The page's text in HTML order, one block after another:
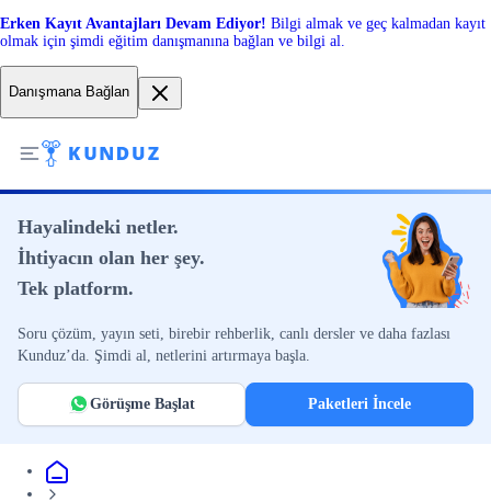
Erken Kayıt Avantajları Devam Ediyor! Bilgi almak ve geç kalmadan kayıt
olmak için şimdi eğitim danışmanına bağlan ve bilgi al.
Danışmana Bağlan
Hayalindeki netler.
İhtiyacın olan her şey.
Tek platform.
Soru çözüm, yayın seti, birebir rehberlik, canlı dersler ve daha fazlası
Kunduz’da. Şimdi al, netlerini artırmaya başla.
Görüşme Başlat Paketleri İncele